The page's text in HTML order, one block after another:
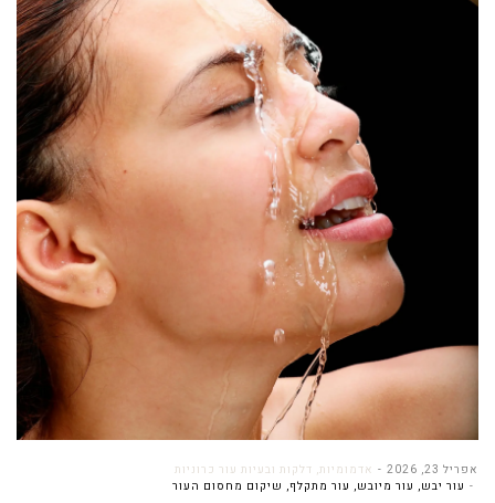
אפריל 23, 2026
אדמומיות, דלקות ובעיות עור כרוניות
עור יבש, עור מיובש, עור מתקלף, שיקום מחסום העור